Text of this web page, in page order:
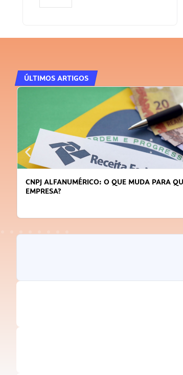
ÚLTIMOS ARTIGOS
CNPJ ALFANUMÉRICO: O QUE MUDA PARA
EMPRESA?